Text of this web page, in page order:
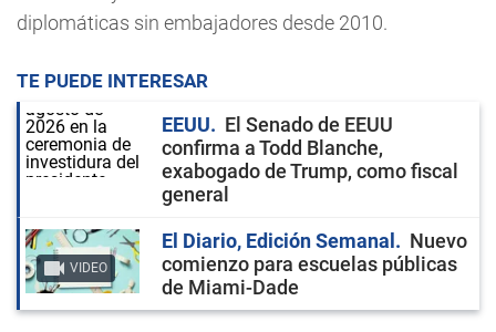
diplomáticas sin embajadores desde 2010.
TE PUEDE INTERESAR
EEUU
El Senado de EEUU
confirma a Todd Blanche,
exabogado de Trump, como fiscal
general
VIDEO
El Diario, Edición Semanal
Nuevo
comienzo para escuelas públicas
de Miami-Dade